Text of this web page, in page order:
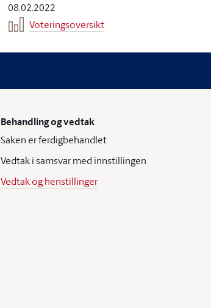
08.02.2022
Voteringsoversikt
Behandling og vedtak
Saken er ferdigbehandlet
Vedtak i samsvar med innstillingen
Vedtak og henstillinger